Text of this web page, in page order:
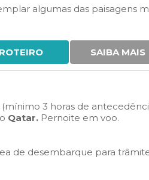
algumas das paisagens
ROTEIRO SAIBA MAIS
3 horas de
Qatar. Pernoite em voo.
de desembarque para